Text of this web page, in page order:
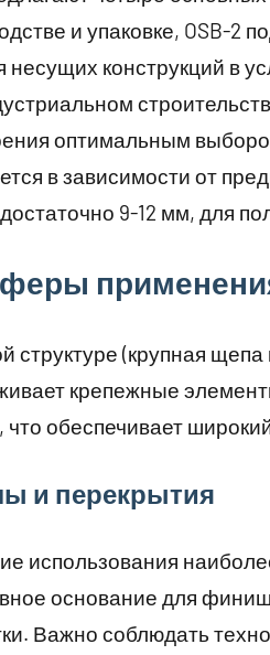
и упаковке, OSB-2
несущих конструкций в
оптимальным
в зависимости от
9-12 мм, для
структуре (крупная
крепежные
обеспечивает
и перекрытия
использования
основание для
Важно соблюдать